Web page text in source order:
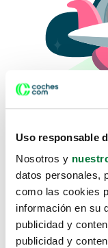
Uso responsable
Nosotros y
datos personales,
como las cookies
información en su
publicidad y
publicidad y
Lo
te hemos